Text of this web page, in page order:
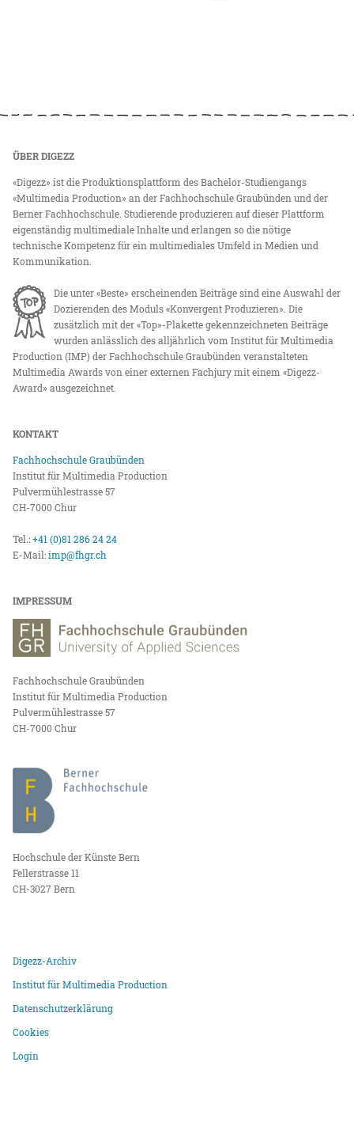
ÜBER DIGEZZ
«Digezz» ist die Produktionsplattform des Bachelor-Studiengangs
«Multimedia Production» an der Fachhochschule Graubünden und der
Berner Fachhochschule. Studierende produzieren auf dieser Plattform
eigenständig multimediale Inhalte und erlangen so die nötige
technische Kompetenz für ein multimediales Umfeld in Medien und
Kommunikation.
Die unter «Beste» erscheinenden Beiträge sind eine Auswahl der
Dozierenden des Moduls «Konvergent Produzieren». Die
zusätzlich mit der «Top»-Plakette gekennzeichneten Beiträge
wurden anlässlich des alljährlich vom Institut für Multimedia
Production (IMP) der Fachhochschule Graubünden veranstalteten
Multimedia Awards von einer externen Fachjury mit einem «Digezz-
Award» ausgezeichnet.
KONTAKT
Fachhochschule Graubünden
Institut für Multimedia Production
Pulvermühlestrasse 57
CH-7000 Chur
Tel.:+41 (0)81 286 24 24
E-Mail:imp@fhgr.ch
IMPRESSUM
Fachhochschule Graubünden
Institut für Multimedia Production
Pulvermühlestrasse 57
CH-7000 Chur
Hochschule der Künste Bern
Fellerstrasse 11
CH-3027 Bern
Digezz-Archiv
Institut für Multimedia Production
Datenschutzerklärung
Cookies
Login